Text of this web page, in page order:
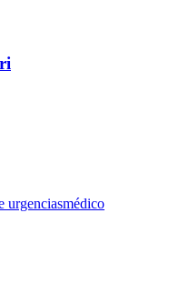
urgenciasmédico